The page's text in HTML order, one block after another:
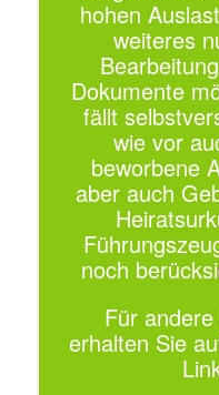
hohen
weiteres
Dokumente
fällt
wie vor
beworbene
aber auch
noch
Für
erhalten Sie